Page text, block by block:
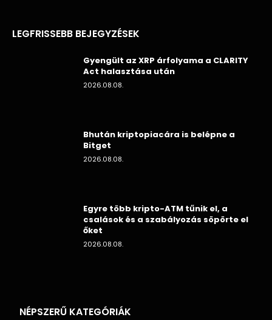
LEGFRISSEBB BEJEGYZÉSEK
Gyengült az XRP árfolyama a CLARITY
Act halasztása után
2026.08.08.
Bhután kriptopiacára is belépne a
Bitget
2026.08.08.
Egyre több kripto-ATM tűnik el, a
csalások és a szabályozás söpörte el
őket
2026.08.08.
NÉPSZERŰ KATEGÓRIÁK